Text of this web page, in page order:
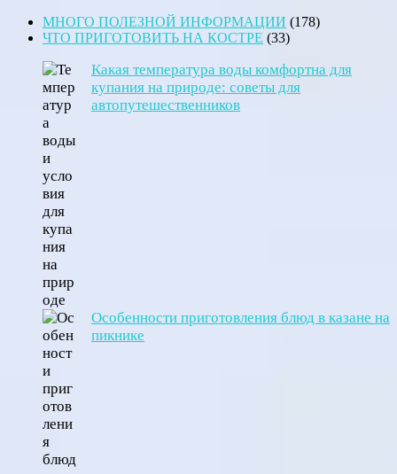
МНОГО ПОЛЕЗНОЙ ИНФОРМАЦИИ (178)
ЧТО ПРИГОТОВИТЬ НА КОСТРЕ (33)
Какая температура воды комфортна для
купания на природе: советы для
автопутешественников
Особенности приготовления блюд в казане на
пикнике